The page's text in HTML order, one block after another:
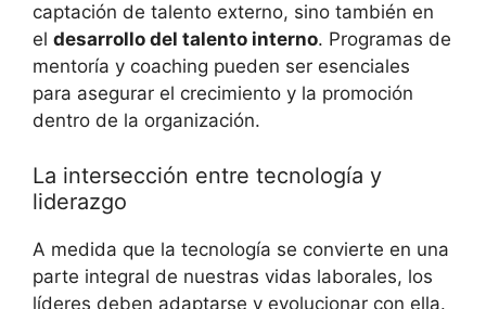
captación de talento externo, sino también en
el desarrollo del talento interno. Programas de
mentoría y coaching pueden ser esenciales
para asegurar el crecimiento y la promoción
dentro de la organización.
La intersección entre tecnología y
liderazgo
A medida que la tecnología se convierte en una
parte integral de nuestras vidas laborales, los
líderes deben adaptarse y evolucionar con ella.